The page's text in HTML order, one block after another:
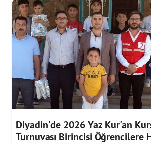
Diyadin'de 2026 Yaz Kur'an
Turnuvası Birincisi Öğrencilere